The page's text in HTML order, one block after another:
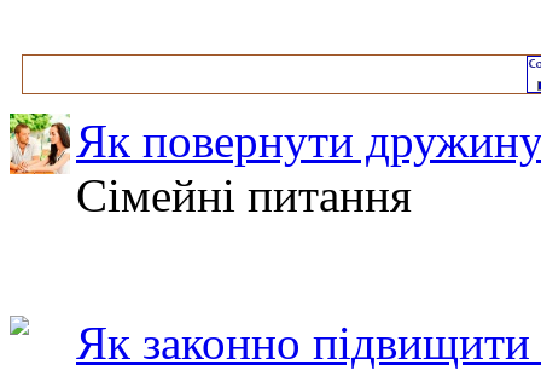
Як повернути
Сімейні питання
Як законно підвищити